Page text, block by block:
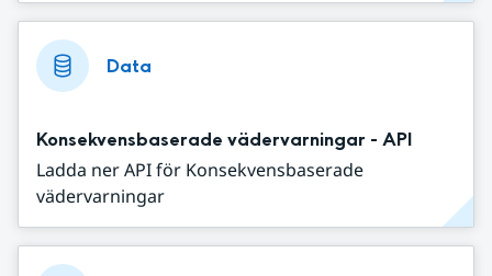
Data
Konsekvensbaserade vädervarningar - API
Ladda ner API för Konsekvensbaserade
vädervarningar